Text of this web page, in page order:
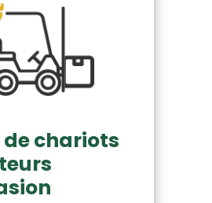
de chariots